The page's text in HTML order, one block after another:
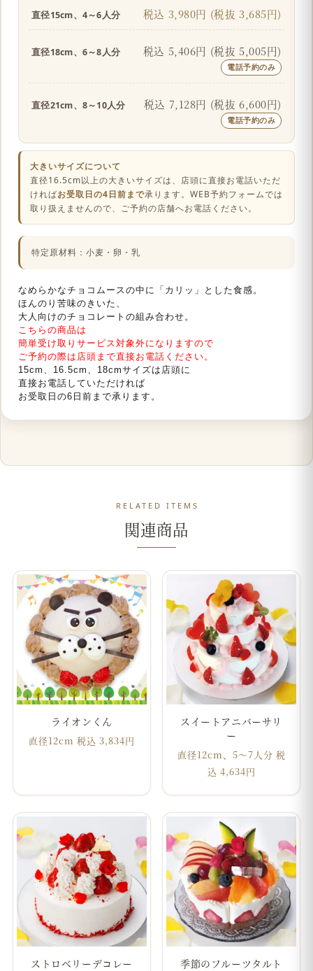
直径15cm、4～6人分 税込 3,980円 (税抜 3,685円)
直径18cm、6～8人分 税込 5,406円 (税抜 5,005円)
電話予約のみ
直径21cm、8～10人分 税込 7,128円 (税抜 6,600円)
電話予約のみ
大きいサイズについて
直径16.5cm以上の大きいサイズは、店頭に直接お電話いただ
ければお受取日の4日前まで承ります。WEB予約フォームでは
取り扱えませんので、ご予約の店舗へお電話ください。
特定原材料：小麦・卵・乳
なめらかなチョコムースの中に「カリッ」とした食感。
ほんのり苦味のきいた、
大人向けのチョコレートの組み合わせ。
こちらの商品は
簡単受け取りサービス対象外になりますので
ご予約の際は店頭まで直接お電話ください。
15cm、16.5cm、18cmサイズは店頭に
直接お電話していただければ
お受取日の6日前まで承ります。
RELATED ITEMS
関連商品
ライオンくん
直径12cm 税込 3,834円
スイートアニバーサリ
ー
直径12cm、5～7人分 税
込 4,634円
ストロベリーデコレー
季節のフルーツタルト